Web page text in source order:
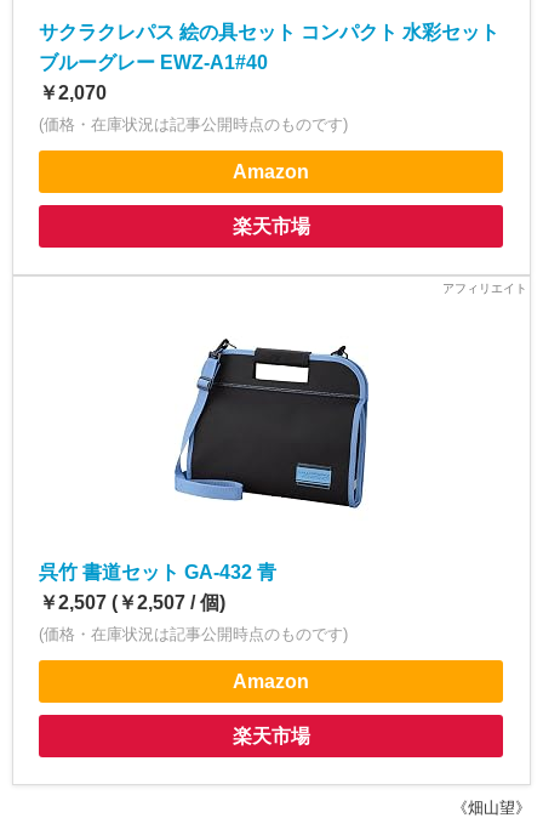
サクラクレパス 絵の具セット コンパクト 水彩セット
ブルーグレー EWZ-A1#40
￥2,070
(価格・在庫状況は記事公開時点のものです)
Amazon
楽天市場
呉竹 書道セット GA-432 青
￥2,507 (￥2,507 / 個)
(価格・在庫状況は記事公開時点のものです)
Amazon
楽天市場
《畑山望》